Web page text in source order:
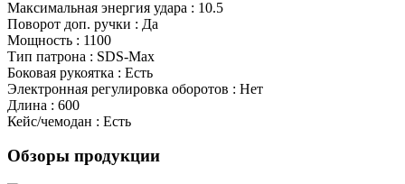
Максимальная энергия удара : 10.5
Поворот доп. ручки : Да
Мощность : 1100
Тип патрона : SDS-Max
Боковая рукоятка : Есть
Электронная регулировка оборотов : Нет
Длина : 600
Кейс/чемодан : Есть
Обзоры продукции